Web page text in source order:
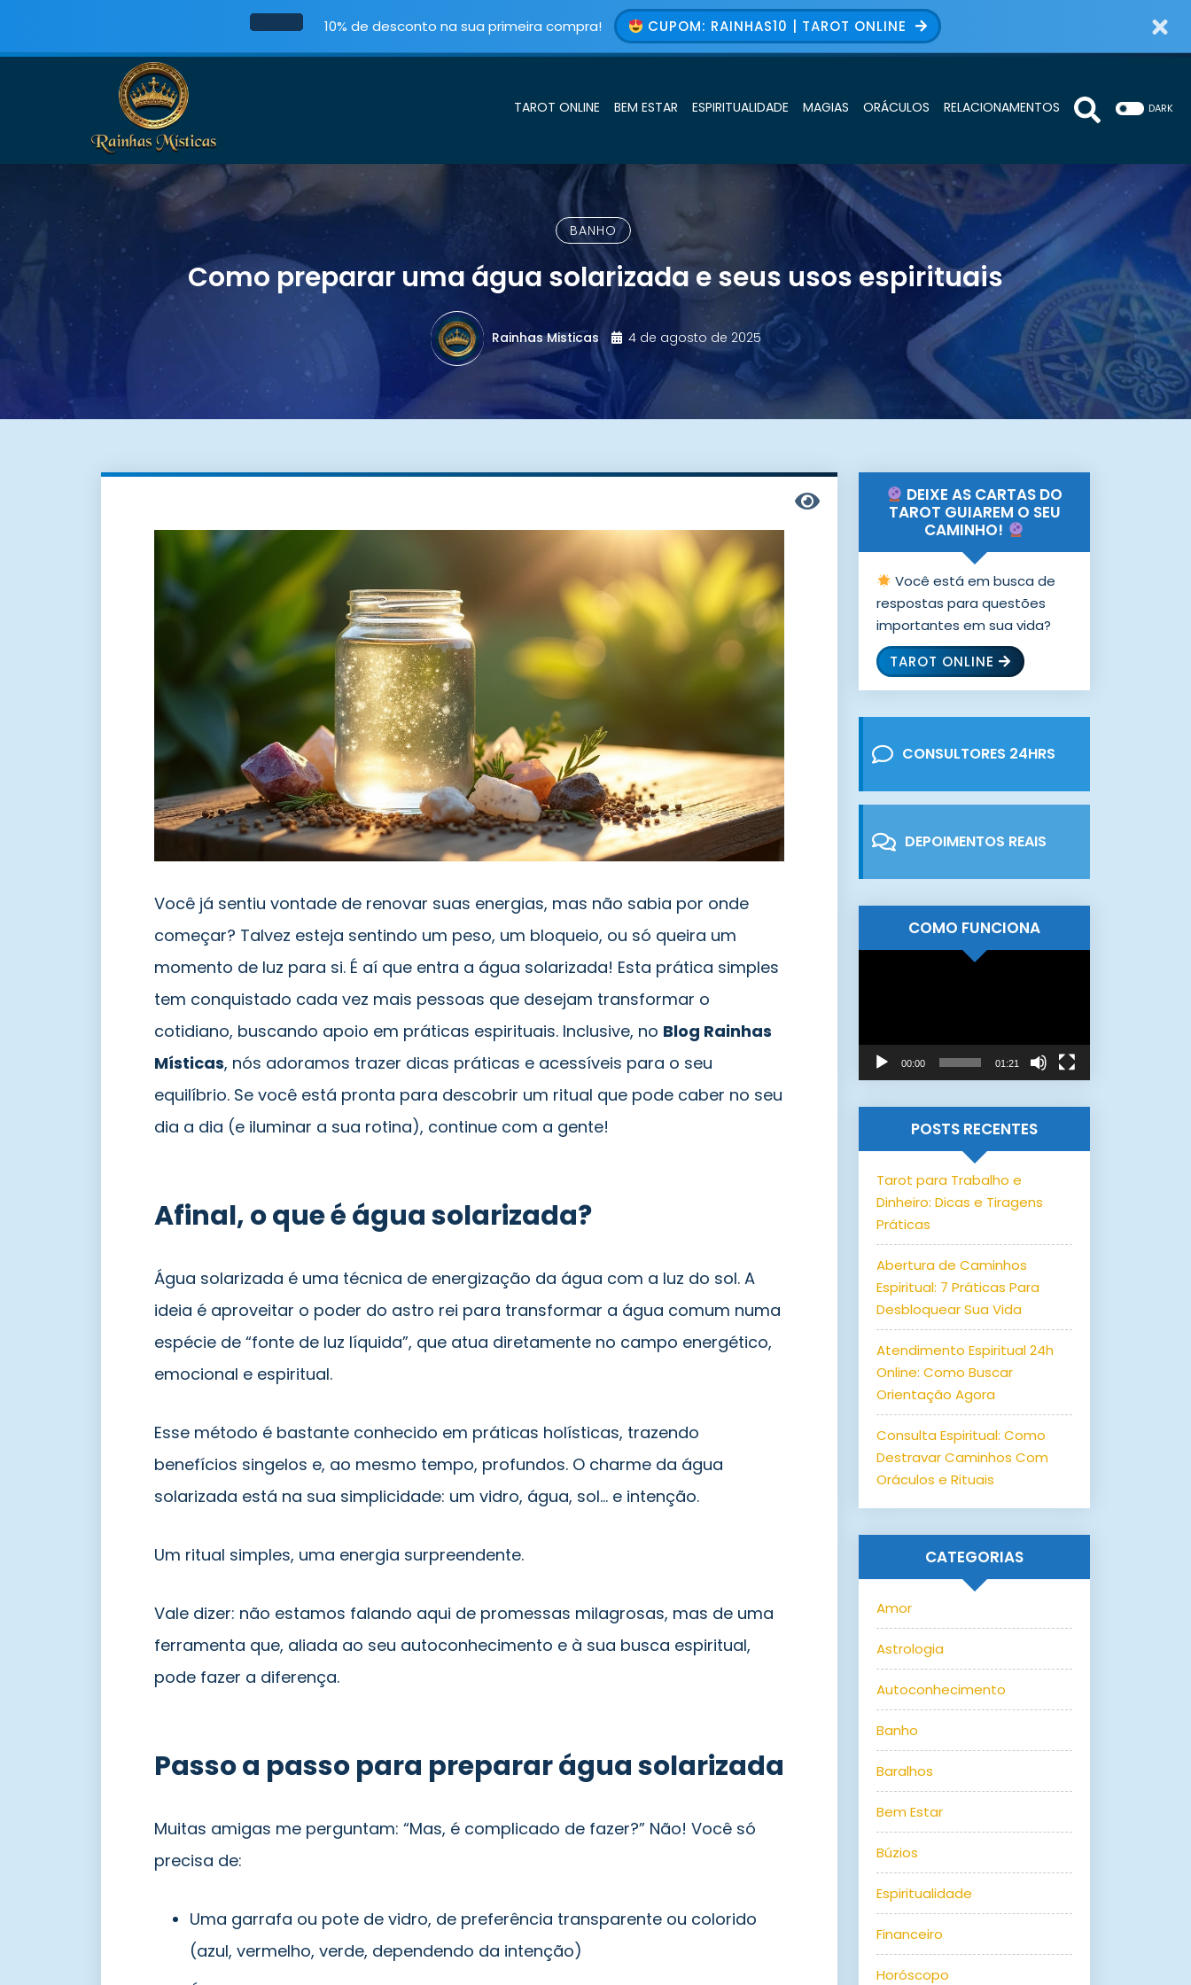
10% de desconto na sua primeira compra! CUPOM: RAINHAS10 | TAROT ONLINE
TAROT ONLINE BEM ESTAR ESPIRITUALIDADE MAGIAS ORÁCULOS RELACIONAMENTOS DARK
BANHO
Como preparar uma água solarizada e seus usos espirituais
Rainhas Misticas 4 de agosto de 2025
Você já sentiu vontade de renovar suas energias, mas não sabia por onde
começar? Talvez esteja sentindo um peso, um bloqueio, ou só queira um
momento de luz para si. É aí que entra a água solarizada! Esta prática simples
tem conquistado cada vez mais pessoas que desejam transformar o
cotidiano, buscando apoio em práticas espirituais. Inclusive, no Blog Rainhas
Místicas, nós adoramos trazer dicas práticas e acessíveis para o seu
equilíbrio. Se você está pronta para descobrir um ritual que pode caber no seu
dia a dia (e iluminar a sua rotina), continue com a gente!
Afinal, o que é água solarizada?
Água solarizada é uma técnica de energização da água com a luz do sol. A
ideia é aproveitar o poder do astro rei para transformar a água comum numa
espécie de “fonte de luz líquida”, que atua diretamente no campo energético,
emocional e espiritual.
Esse método é bastante conhecido em práticas holísticas, trazendo
benefícios singelos e, ao mesmo tempo, profundos. O charme da água
solarizada está na sua simplicidade: um vidro, água, sol… e intenção.
Um ritual simples, uma energia surpreendente.
Vale dizer: não estamos falando aqui de promessas milagrosas, mas de uma
ferramenta que, aliada ao seu autoconhecimento e à sua busca espiritual,
pode fazer a diferença.
Passo a passo para preparar água solarizada
Muitas amigas me perguntam: “Mas, é complicado de fazer?” Não! Você só
precisa de:
Uma garrafa ou pote de vidro, de preferência transparente ou colorido
(azul, vermelho, verde, dependendo da intenção)
DEIXE AS CARTAS DO
TAROT GUIAREM O SEU
CAMINHO!
Você está em busca de
respostas para questões
importantes em sua vida?
TAROT ONLINE
CONSULTORES 24HRS
DEPOIMENTOS REAIS
COMO FUNCIONA
00:00 01:21
POSTS RECENTES
Tarot para Trabalho e
Dinheiro: Dicas e Tiragens
Práticas
Abertura de Caminhos
Espiritual: 7 Práticas Para
Desbloquear Sua Vida
Atendimento Espiritual 24h
Online: Como Buscar
Orientação Agora
Consulta Espiritual: Como
Destravar Caminhos Com
Oráculos e Rituais
CATEGORIAS
Amor
Astrologia
Autoconhecimento
Banho
Baralhos
Bem Estar
Búzios
Espiritualidade
Financeiro
Horóscopo